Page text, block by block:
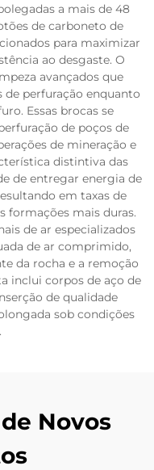
a mais de 48
de carboneto de
para maximizar
ao desgaste. O
avançados que
perfuração enquanto
Essas brocas se
de poços de
de mineração e
distintiva das
de entregar energia de
em taxas de
formações mais duras.
de ar especializados
de ar comprimido,
da rocha e a remoção
inclui corpos de aço de
de qualidade
sob condições
Novos